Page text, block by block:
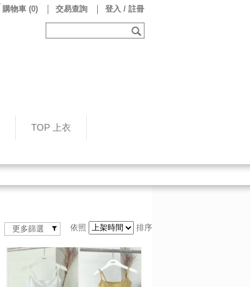
TOP 上衣
購物車 (0) 交易查詢 登入 / 註冊
更多篩選 依照 排序